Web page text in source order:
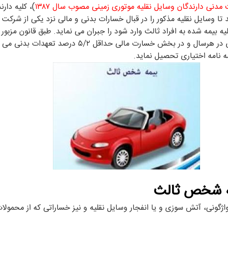
دارندگان وسایل نقلیه موتوری زمینی مصوب سال ۱۳۸۷
)، کلیه
وسایل نقلیه مذکور را در قبال خسارات بدنی و مالی نزد یکی از شرکت
بیمه شده به افراد ثالث وارد شود را جبران می نماید. طبق قانون
بخش خسارت بدنی معادل حداقل ریالی دیه اعلامی در
نامه اختیاری تحصیل نماید.
شخص ثالث
آتش سوزی و یا انفجار وسایل نقلیه و نیز خساراتی که از